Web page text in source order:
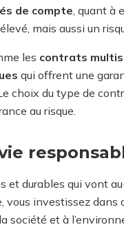
de compte, quant à
mais aussi un
les contrats
qui offrent une
choix du type de
au risque.
et durables qui vont
investissez dans
société et à